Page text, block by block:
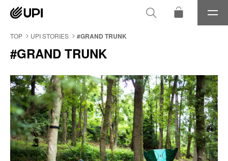
メ
ニ
TOP UPI STORIES #GRAND TRUNK
#GRAND TRUNK